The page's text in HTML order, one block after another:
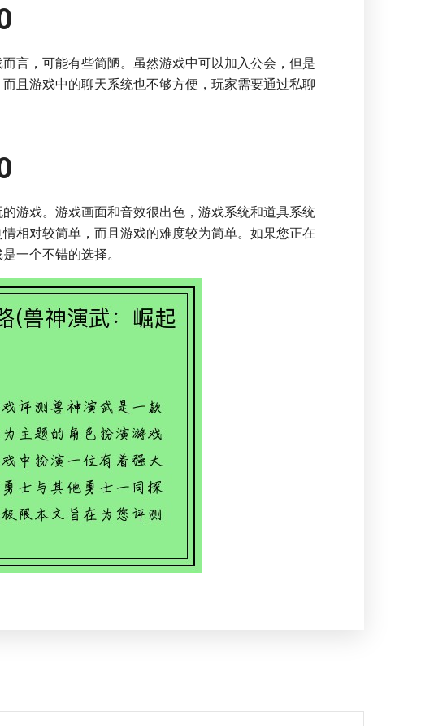
言，可能有些简陋。虽然游戏中可以加入公会，但是
且游戏中的聊天系统也不够方便，玩家需要通过私聊
游戏。游戏画面和音效很出色，游戏系统和道具系统
相对较简单，而且游戏的难度较为简单。如果您正在
一个不错的选择。